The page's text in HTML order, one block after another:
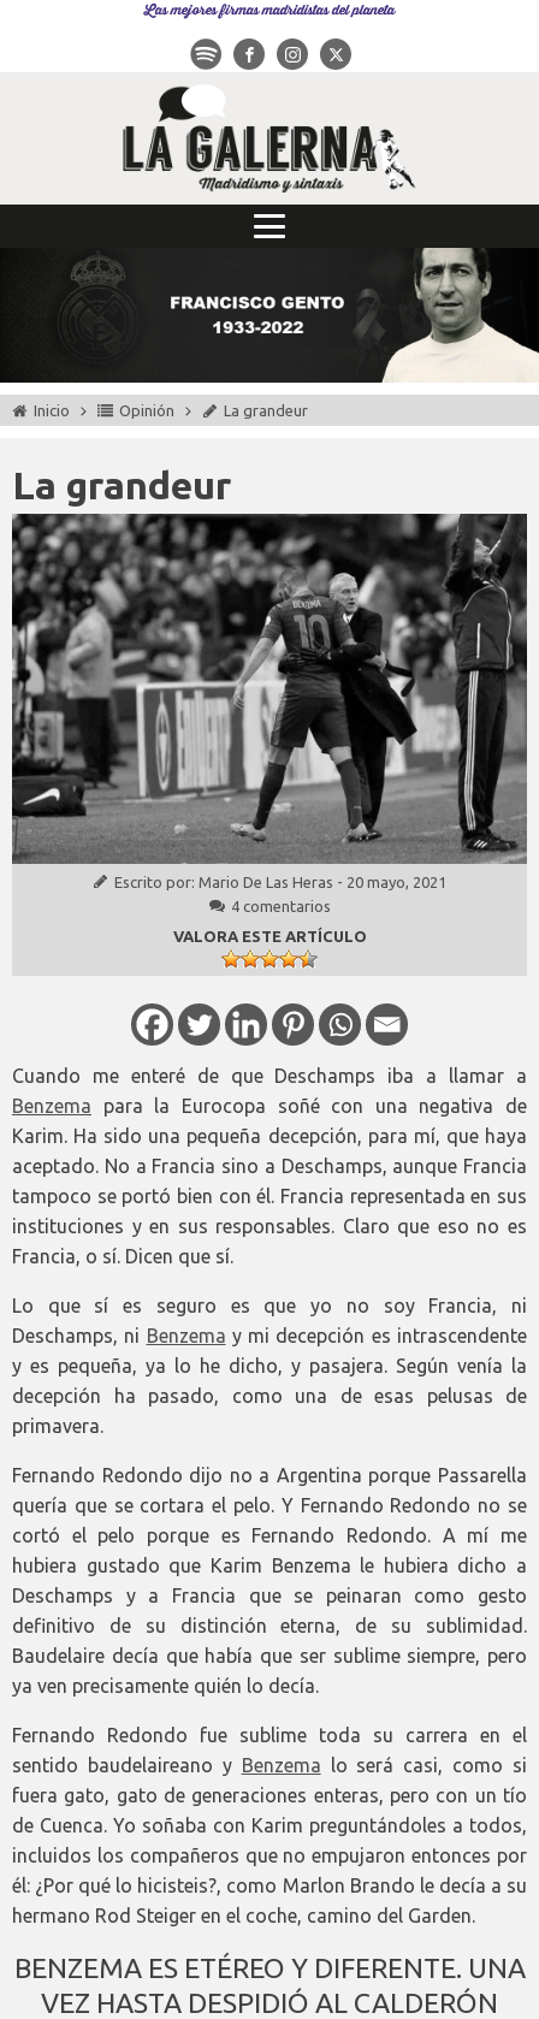
Las mejores firmas madridistas del planeta
Inicio Opinión La grandeur
La grandeur
Escrito por: Mario De Las Heras - 20 mayo, 2021
4 comentarios
VALORA ESTE ARTÍCULO
Cuando me enteré de que Deschamps iba a llamar a
Benzema para la Eurocopa soñé con una negativa de
Karim. Ha sido una pequeña decepción, para mí, que haya
aceptado. No a Francia sino a Deschamps, aunque Francia
tampoco se portó bien con él. Francia representada en sus
instituciones y en sus responsables. Claro que eso no es
Francia, o sí. Dicen que sí.
Lo que sí es seguro es que yo no soy Francia, ni
Deschamps, ni Benzema y mi decepción es intrascendente
y es pequeña, ya lo he dicho, y pasajera. Según venía la
decepción ha pasado, como una de esas pelusas de
primavera.
Fernando Redondo dijo no a Argentina porque Passarella
quería que se cortara el pelo. Y Fernando Redondo no se
cortó el pelo porque es Fernando Redondo. A mí me
hubiera gustado que Karim Benzema le hubiera dicho a
Deschamps y a Francia que se peinaran como gesto
definitivo de su distinción eterna, de su sublimidad.
Baudelaire decía que había que ser sublime siempre, pero
ya ven precisamente quién lo decía.
Fernando Redondo fue sublime toda su carrera en el
sentido baudelaireano y Benzema lo será casi, como si
fuera gato, gato de generaciones enteras, pero con un tío
de Cuenca. Yo soñaba con Karim preguntándoles a todos,
incluidos los compañeros que no empujaron entonces por
él: ¿Por qué lo hicisteis?, como Marlon Brando le decía a su
hermano Rod Steiger en el coche, camino del Garden.
BENZEMA ES ETÉREO Y DIFERENTE. UNA
VEZ HASTA DESPIDIÓ AL CALDERÓN